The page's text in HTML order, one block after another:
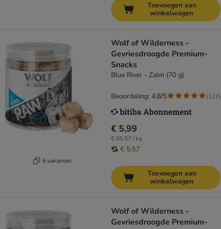
Toevoegen aan
winkelwagen
6 varianten
Wolf of Wilderness -
Gevriesdroogde Premium-
Snacks
Blue River - Zalm (70 g)
€ 5,99
€ 85,57 / kg
€ 5,57
Beoordeling: 4.8/5 (117)
Toevoegen aan
winkelwagen
Wolf of Wilderness -
Gevriesdroogde Premium-